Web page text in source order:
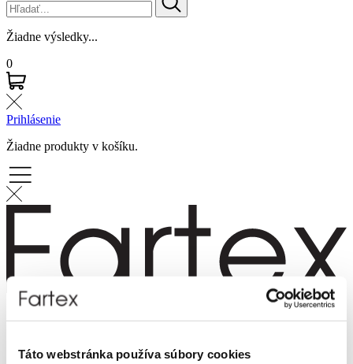
Táto webstránka používa súbory cookies
Žiadne výsledky...
0
Prihlásenie
Žiadne produkty v košíku.
Pánska móda